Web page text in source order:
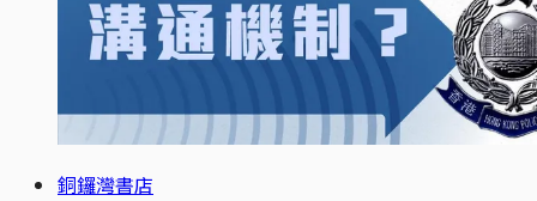
銅鑼灣書店